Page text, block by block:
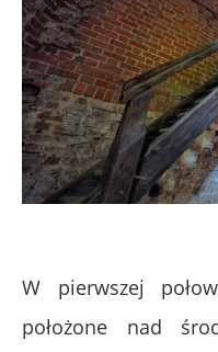
W pierwszej
położone nad